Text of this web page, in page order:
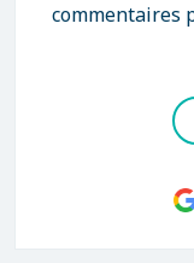
commentaires